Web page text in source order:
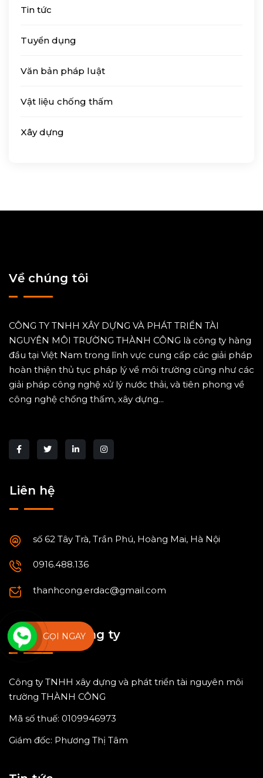
Tin tức
Tuyển dụng
Văn bản pháp luật
Vật liệu chống thấm
Xây dựng
Về chúng tôi
CÔNG TY TNHH XÂY DỰNG VÀ PHÁT TRIỂN TÀI
NGUYÊN MÔI TRƯỜNG THÀNH CÔNG là công ty hàng
đầu tại Việt Nam trong lĩnh vực cung cấp các giải pháp
hoàn thiện thủ tục pháp lý về môi trường cũng như các
giải pháp công nghệ xử lý nước thải, và tiên phong về
công nghệ chống thấm, xây dựng...
Liên hệ
số 62 Tây Trà, Trần Phú, Hoàng Mai, Hà Nội
0916.488.136
thanhcong.erdac@gmail.com
Thông tin công ty
Công ty TNHH xây dựng và phát triển tài nguyên môi
trường THÀNH CÔNG
Mã số thuế: 0109946973
Giám đốc: Phương Thị Tâm
GỌI NGAY